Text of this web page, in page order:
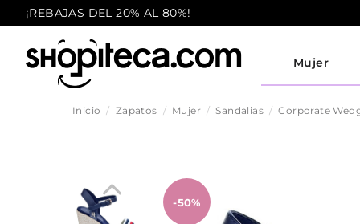
¡REBAJAS DEL 20% AL 80%!
Mujer
Inicio Zapatos Mujer Sandalias Corporate
-50%